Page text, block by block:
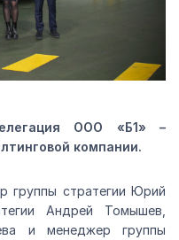
ООО «Б1» –
компании.
группы стратегии Юрий
Андрей Томышев,
и менеджер группы